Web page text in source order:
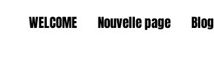
WELCOME Nouvelle page Blog